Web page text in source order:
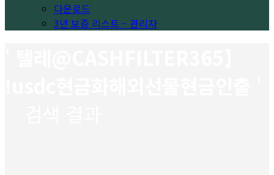
다운로드
3년 보증 리스트 – 관리자